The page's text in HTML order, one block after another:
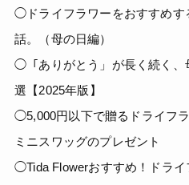
◯ドライフラワーをおすすめす
話。（母の日編）
◯「ありがとう」が長く続く、
選【2025年版】
◯5,000円以下で贈るドライフ
ミニスワッグのプレゼント
◯Tida Flowerおすすめ！ドライ